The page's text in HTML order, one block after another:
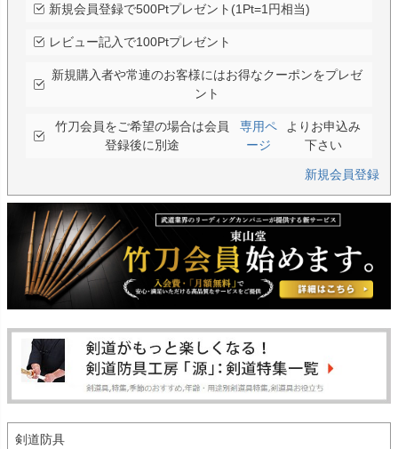
新規会員登録で500Ptプレゼント(1Pt=1円相当)
レビュー記入で100Ptプレゼント
新規購入者や常連のお客様にはお得なクーポンをプレゼ
ント
竹刀会員をご希望の場合は会員
登録後に別途
専用ペ
ージ
よりお申込み
下さい
新規会員登録
剣道防具